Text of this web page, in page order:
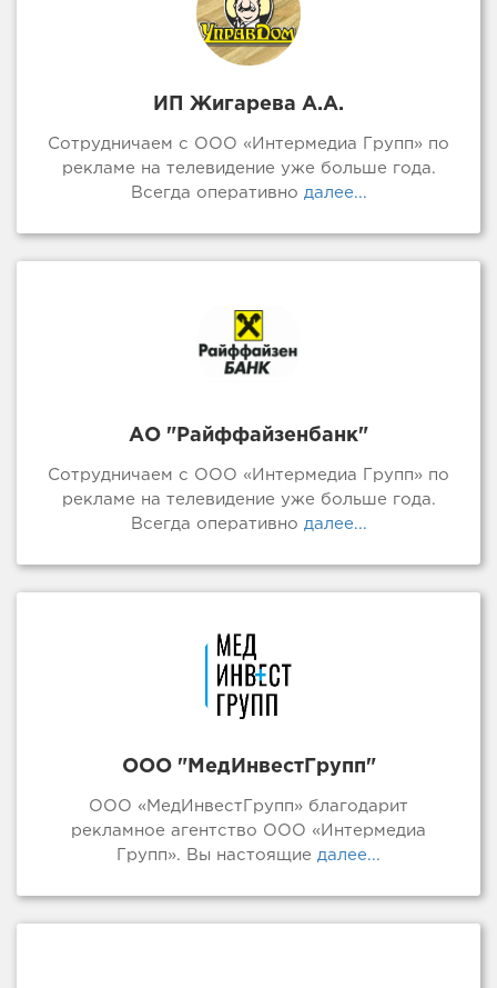
ИП Жигарева А.А.
Сотрудничаем с ООО «Интермедиа Групп» по
рекламе на телевидение уже больше года.
Всегда оперативно далее...
АО "Райффайзенбанк"
Сотрудничаем с ООО «Интермедиа Групп» по
рекламе на телевидение уже больше года.
Всегда оперативно далее...
ООО "МедИнвестГрупп"
ООО «МедИнвестГрупп» благодарит
рекламное агентство ООО «Интермедиа
Групп». Вы настоящие далее...